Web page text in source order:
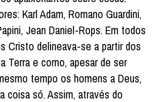
Karl Adam, Romano Guardini,
Jean Daniel-Rops. Em todos
Cristo delineava-se a partir dos
Terra e como, apesar de ser
tempo os homens a Deus,
coisa só. Assim, através do